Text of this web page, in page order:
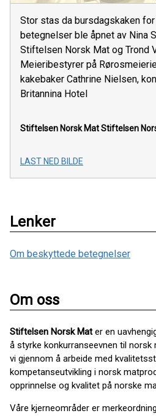
Stor stas da bursdagskaken
betegnelser ble åpnet av Nina
Stiftelsen Norsk Mat og Trond
Meieribestyrer på
kakebaker Cathrine Nielsen,
Britannina Hotel
Stiftelsen Norsk MatStiftelsen
LAST NED BILDE
Lenker
Om beskyttede betegnelser
Om oss
Stiftelsen Norsk Mater en
å styrke konkurranseevnen til
vi gjennom å arbeide med
kompetanseutvikling i norsk
opprinnelse og kvalitet på norske
Våre kjerneområder er